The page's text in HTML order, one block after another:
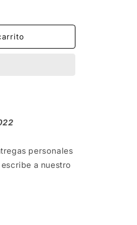
personales
a nuestro